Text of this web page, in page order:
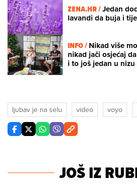
ZENA.HR /Jedan
lavandi da buja i
INFO /Nikad više
nikad jači osjećaj
i to još jedan u
ljubav je na selu video voyo
JOŠ IZ